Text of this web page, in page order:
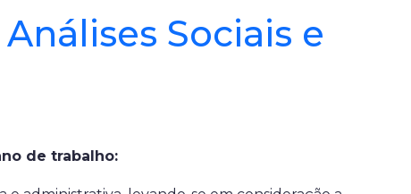
Sociais e
de trabalho: